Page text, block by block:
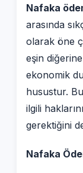
Nafaka
arasında
olarak öne
eşin
ekonomik
husustur.
ilgili
gerektiğini
Nafaka